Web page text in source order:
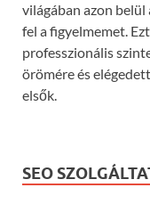
világában azon
fel a figyelmemet.
professzionális
örömére és
elsők.
SEO